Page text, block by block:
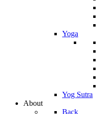
Yoga
Yog Sutra
About
Back